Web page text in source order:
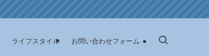
ライフスタイル お問い合わせフォーム